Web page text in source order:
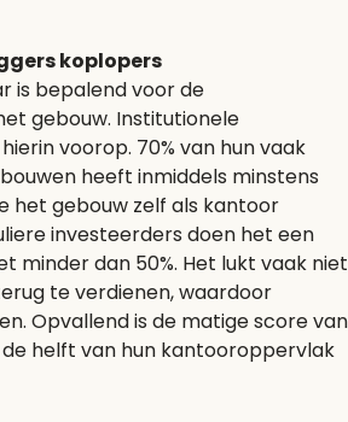
koplopers
is bepalend voor de
gebouw. Institutionele
voorop. 70% van hun vaak
heeft inmiddels minstens
het gebouw zelf als kantoor
investeerders doen het een
minder dan 50%. Het lukt vaak niet
te verdienen, waardoor
Opvallend is de matige score van
helft van hun kantooroppervlak